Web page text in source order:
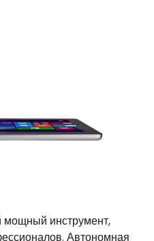
мощный инструмент,
Автономная